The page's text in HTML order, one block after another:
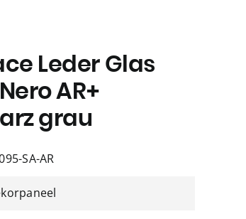
Leder Glas
AR+
grau
SA-AR